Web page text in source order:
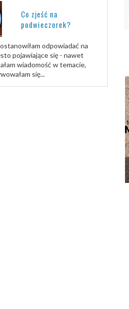
Co zjeść na
podwieczorek?
odpowiadać na
pojawiające się - nawet
wiadomość w temacie,
się...